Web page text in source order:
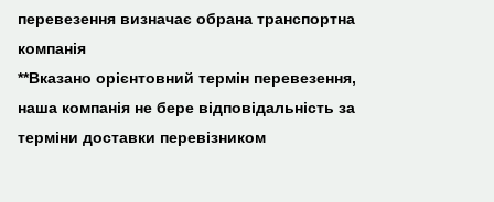
перевезення визначає обрана транспортна
компанія
**Вказано орієнтовний термін перевезення,
наша компанія не бере відповідальність за
терміни доставки перевізником